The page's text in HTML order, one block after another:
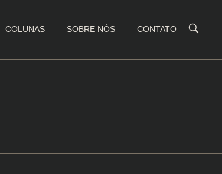
COLUNAS SOBRE NÓS CONTATO